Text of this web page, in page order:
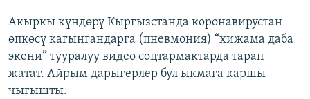
Акыркы күндөрү Кыргызстанда коронавирустан
өпкөсү кагынгандарга (пневмония) “хижама даба
экени” тууралуу видео соцтармактарда тарап
жатат. Айрым дарыгерлер бул ыкмага каршы
чыгышты.